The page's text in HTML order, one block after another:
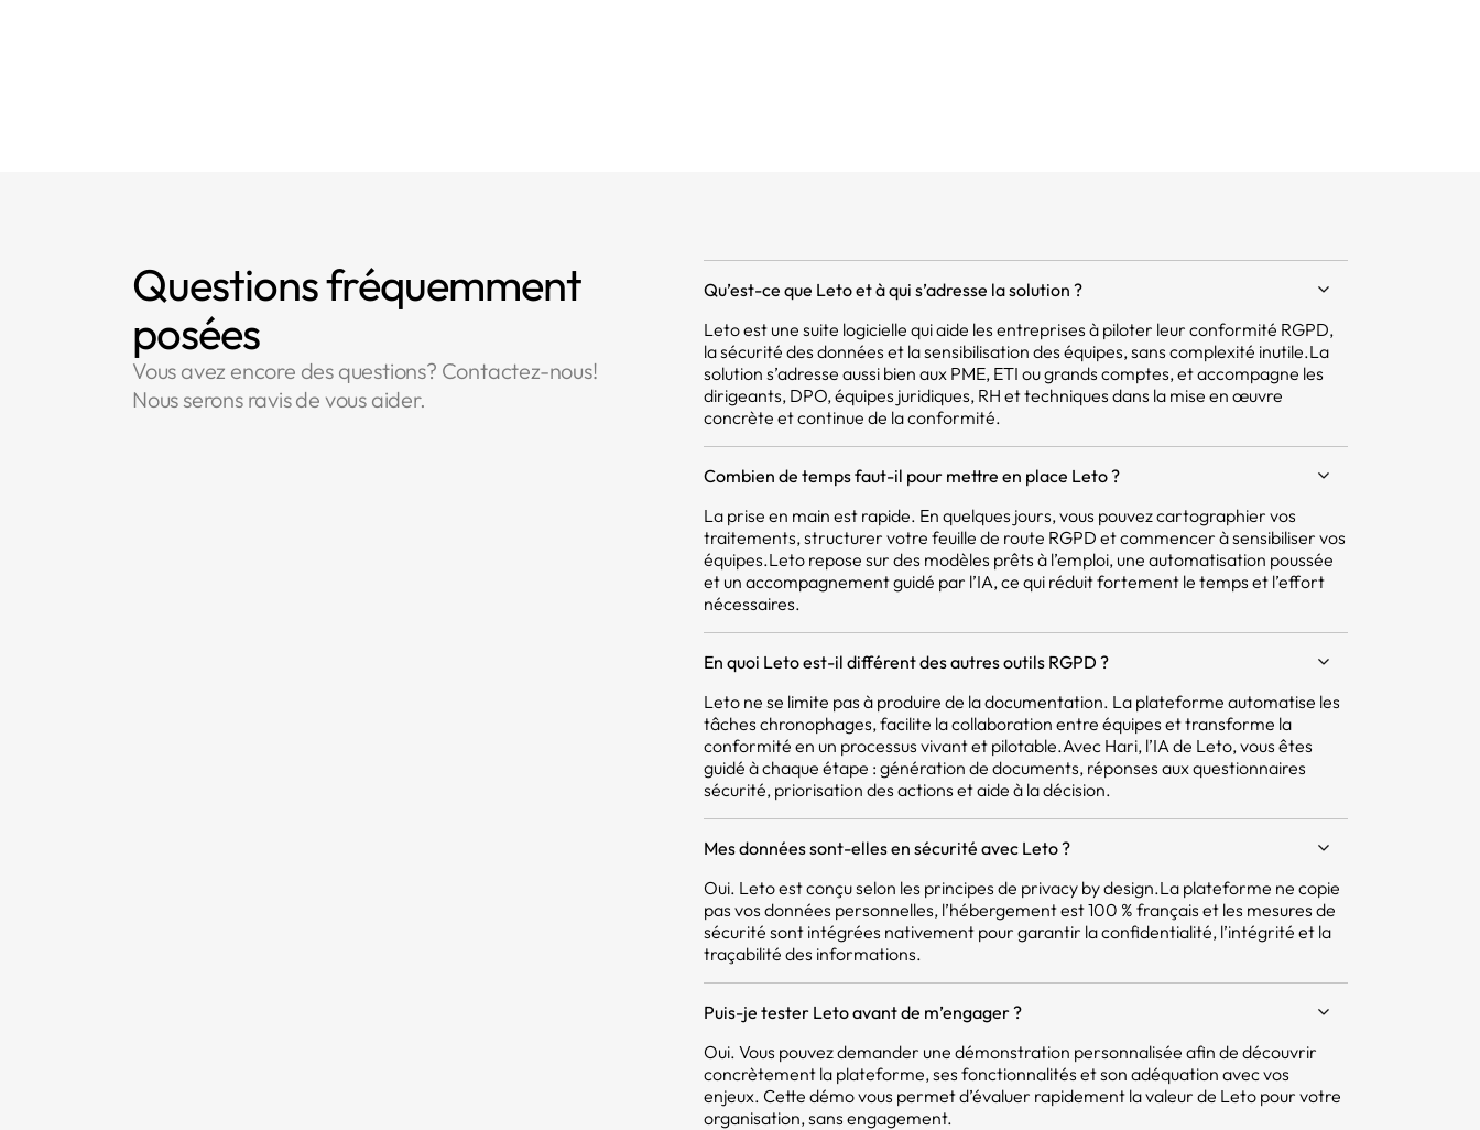
Questions fréquemment
posées
Vous avez encore des questions? Contactez-nous!
Nous serons ravis de vous aider.
Qu’est-ce que Leto et à qui s’adresse la solution ?
Leto est une suite logicielle qui aide les entreprises à piloter leur conformité RGPD,
la sécurité des données et la sensibilisation des équipes, sans complexité inutile.La
solution s’adresse aussi bien aux PME, ETI ou grands comptes, et accompagne les
dirigeants, DPO, équipes juridiques, RH et techniques dans la mise en œuvre
concrète et continue de la conformité.
Combien de temps faut-il pour mettre en place Leto ?
La prise en main est rapide. En quelques jours, vous pouvez cartographier vos
traitements, structurer votre feuille de route RGPD et commencer à sensibiliser vos
équipes.Leto repose sur des modèles prêts à l’emploi, une automatisation poussée
et un accompagnement guidé par l’IA, ce qui réduit fortement le temps et l’effort
nécessaires.
En quoi Leto est-il différent des autres outils RGPD ?
Leto ne se limite pas à produire de la documentation. La plateforme automatise les
tâches chronophages, facilite la collaboration entre équipes et transforme la
conformité en un processus vivant et pilotable.Avec Hari, l’IA de Leto, vous êtes
guidé à chaque étape : génération de documents, réponses aux questionnaires
sécurité, priorisation des actions et aide à la décision.
Mes données sont-elles en sécurité avec Leto ?
Oui. Leto est conçu selon les principes de privacy by design.La plateforme ne copie
pas vos données personnelles, l’hébergement est 100 % français et les mesures de
sécurité sont intégrées nativement pour garantir la confidentialité, l’intégrité et la
traçabilité des informations.
Puis-je tester Leto avant de m’engager ?
Oui. Vous pouvez demander une démonstration personnalisée afin de découvrir
concrètement la plateforme, ses fonctionnalités et son adéquation avec vos
enjeux. Cette démo vous permet d’évaluer rapidement la valeur de Leto pour votre
organisation, sans engagement.